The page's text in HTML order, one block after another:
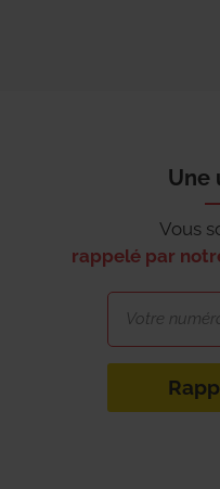
Une
Vous
rappelé par